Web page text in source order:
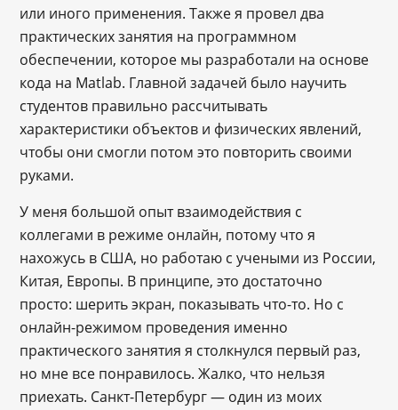
или иного применения. Также я провел два
практических занятия на программном
обеспечении, которое мы разработали на основе
кода на Matlab. Главной задачей было научить
студентов правильно рассчитывать
характеристики объектов и физических явлений,
чтобы они смогли потом это повторить своими
руками.
У меня большой опыт взаимодействия с
коллегами в режиме онлайн, потому что я
нахожусь в США, но работаю с учеными из России,
Китая, Европы. В принципе, это достаточно
просто: шерить экран, показывать что-то. Но с
онлайн-режимом проведения именно
практического занятия я столкнулся первый раз,
но мне все понравилось. Жалко, что нельзя
приехать. Санкт-Петербург — один из моих